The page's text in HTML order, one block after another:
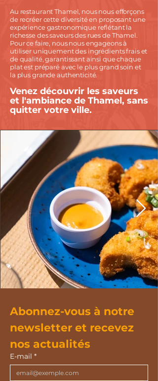
Au restaurant Thamel, nous nous efforçons
de recréer cette diversité en proposant une
expérience gastronomique reflétant la
richesse des saveurs des rues de Thamel.
Pour ce faire, nous nous engageons à
utiliser uniquement des ingrédients frais et
de qualité, garantissant ainsi que chaque
plat est préparé avec le plus grand soin et
la plus grande authenticité.
Venez découvrir les saveurs
et l'ambiance de Thamel, sans
quitter votre ville.
Abonnez-vous à notre
newsletter et recevez
nos actualités
E-mail *